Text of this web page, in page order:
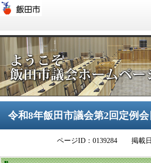
飯田市議会
令和8年飯田市議会第2回定例
ページID：0139284 掲載